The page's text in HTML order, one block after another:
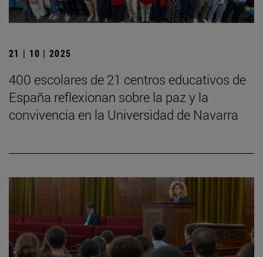
21 | 10 | 2025
400 escolares de 21 centros educativos de
España reflexionan sobre la paz y la
convivencia en la Universidad de Navarra